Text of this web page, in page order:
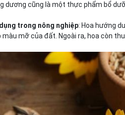
dương cũng là một thực phẩm bổ
trong nông nghiệp: Hoa hướng
mỡ của đất. Ngoài ra, hoa còn